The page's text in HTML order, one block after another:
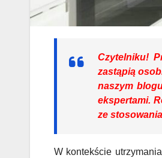
Czytelniku!
zastąpią
naszym
ekspertami.
ze
W kontekście